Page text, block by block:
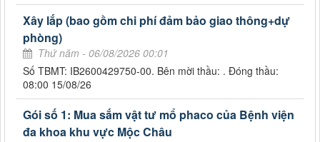
Xây lắp (bao gồm chi phí đảm bảo giao thông+dự
phòng)
Thứ năm - 06/08/2026 00:01
Số TBMT: IB2600429750-00. Bên mời thầu: . Đóng thầu:
08:00 15/08/26
Gói số 1: Mua sắm vật tư mổ phaco của Bệnh viện
đa khoa khu vực Mộc Châu